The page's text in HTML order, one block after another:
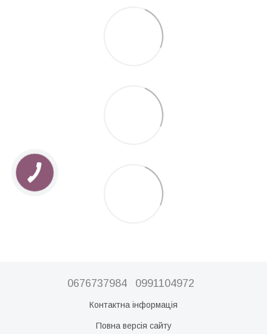
0676737984 0991104972
Контактна інформація
Повна версія сайту